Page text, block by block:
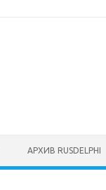
АРХИВ RUSDELPHI